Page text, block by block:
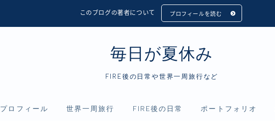
このブログの著者について プロフィールを読む
毎日が夏休み
FIRE後の日常や世界一周旅行など
プロフィール 世界一周旅行 FIRE後の日常 ポートフォリオ